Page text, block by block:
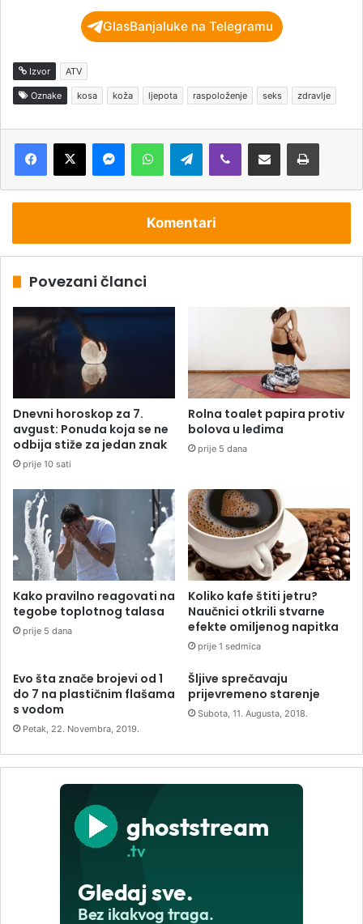
GlasBanjaluke na Telegramu
Izvor ATV
Oznake kosa koža ljepota raspoloženje seks zdravlje
Telegram
Komentari
Povezani članci
Dnevni horoskop za 7.
avgust: Ponuda koja se ne
odbija stiže za jedan znak
prije 10 sati
Rolna toalet papira protiv
bolova u leđima
prije 5 dana
Kako pravilno reagovati na
tegobe toplotnog talasa
prije 5 dana
Koliko kafe štiti jetru?
Naučnici otkrili stvarne
efekte omiljenog napitka
prije 1 sedmica
Evo šta znače brojevi od 1
do 7 na plastičnim flašama
s vodom
Petak, 22. Novembra, 2019.
Šljive sprečavaju
prijevremeno starenje
Subota, 11. Augusta, 2018.